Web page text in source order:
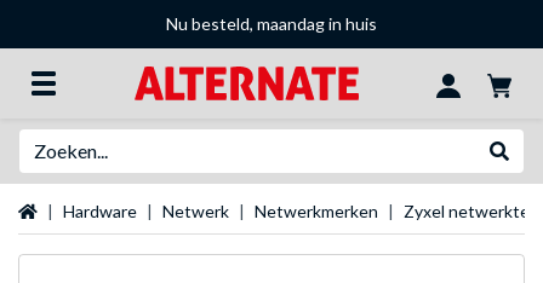
Nu besteld, maandag in huis
Startpagina
Hardware Netwerk Netwerkmerken Zyxel